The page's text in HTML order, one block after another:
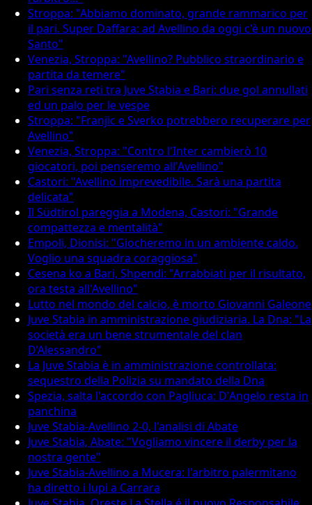
Stroppa: "Abbiamo dominato, grande rammarico per
il pari. Super Daffara: ad Avellino da oggi c'è un nuovo
Santo"
Venezia, Stroppa: "Avellino? Pubblico straordinario e
partita da temere"
Pari senza reti tra Juve Stabia e Bari: due gol annullati
ed un palo per le vespe
Stroppa: "Franjic e Sverko potrebbero recuperare per
Avellino"
Venezia, Stroppa: "Contro l'Inter cambierò 10
giocatori, poi penseremo all'Avellino"
Castori: "Avellino imprevedibile. Sarà una partita
delicata"
Il Südtirol pareggia a Modena, Castori: "Grande
compattezza e mentalità"
Empoli, Dionisi: "Giocheremo in un ambiente caldo.
Voglio una squadra coraggiosa"
Cesena ko a Bari, Shpendi: "Arrabbiati per il risultato,
ora testa all'Avellino"
Lutto nel mondo del calcio, è morto Giovanni Galeone
Juve Stabia in amministrazione giudiziaria. La Dna: "La
società era un bene strumentale del clan
D’Alessandro"
La Juve Stabia è in amministrazione controllata:
sequestro della Polizia su mandato della Dna
Spezia, salta l'accordo con Pagliuca: D'Angelo resta in
panchina
Juve Stabia-Avellino 2-0, l'analisi di Abate
Juve Stabia, Abate: "Vogliamo vincere il derby per la
nostra gente"
Juve Stabia-Avellino a Mucera: l'arbitro palermitano
ha diretto i lupi a Carrara